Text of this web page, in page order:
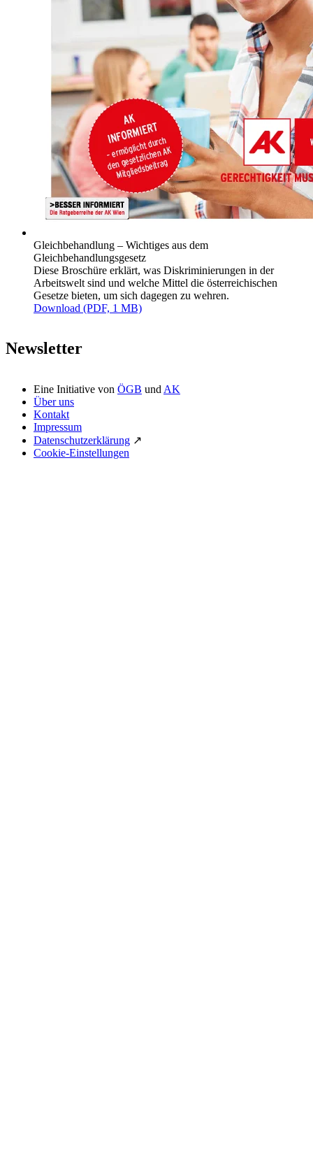
Gleichbehandlung – Wichtiges aus dem
Gleichbehandlungsgesetz
Diese Broschüre erklärt, was Diskriminierungen in der
Arbeitswelt sind und welche Mittel die österreichischen
Gesetze bieten, um sich dagegen zu wehren.
Download (PDF, 1 MB)
Newsletter
Eine Initiative von ÖGB und AK
Über uns
Kontakt
Impressum
Datenschutzerklärung ↗
Cookie-Einstellungen